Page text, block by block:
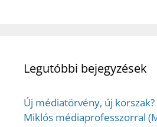
Legutóbbi bejegyzések
Új médiatörvény, új
Miklós médiaprofesszorral